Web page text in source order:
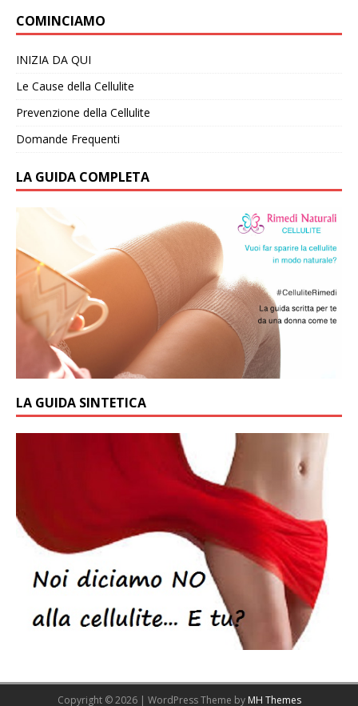
COMINCIAMO
INIZIA DA QUI
Le Cause della Cellulite
Prevenzione della Cellulite
Domande Frequenti
LA GUIDA COMPLETA
LA GUIDA SINTETICA
Copyright © 2026 | WordPress Theme by MH Themes